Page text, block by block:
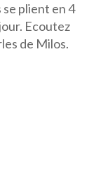
plient en 4
Ecoutez
de Milos.